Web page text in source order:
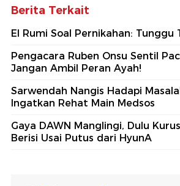
Berita Terkait
El Rumi Soal Pernikahan: Tunggu
Pengacara Ruben Onsu Sentil
Jangan Ambil Peran Ayah!
Sarwendah Nangis Hadapi
Ingatkan Rehat Main Medsos
Gaya DAWN Manglingi, Dulu
Berisi Usai Putus dari HyunA